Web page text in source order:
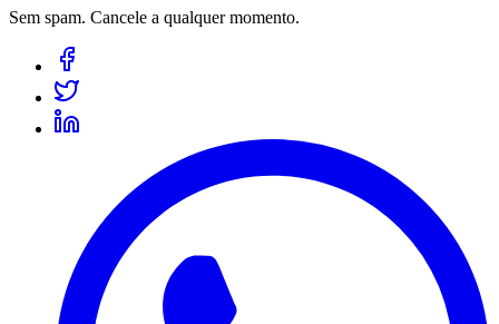
Sem spam. Cancele a qualquer momento.